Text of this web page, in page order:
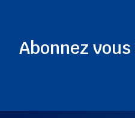
Abonnez